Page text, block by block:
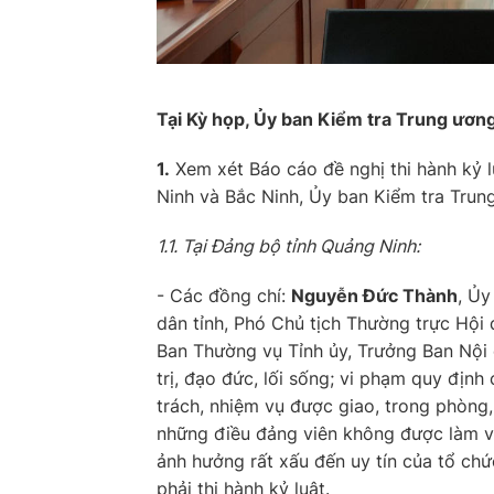
Tại Kỳ họp, Ủy ban Kiểm tra Trung
1. Xem xét Báo cáo đề nghị thi hành
Ninh và Bắc Ninh, Ủy ban Kiểm tra
1.1. Tại Đảng bộ tỉnh Quảng Ninh:
- Các đồng chí: Nguyễn Đức Thành,
dân tỉnh, Phó Chủ tịch Thường trực Hội
Ban Thường vụ Tỉnh ủy, Trưởng Ban
trị, đạo đức, lối sống; vi phạm quy
trách, nhiệm vụ được giao, trong
những điều đảng viên không được làm
ảnh hưởng rất xấu đến uy tín của tổ
phải thi hành kỷ luật.